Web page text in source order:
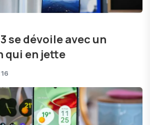
se dévoile avec un
qui en jette